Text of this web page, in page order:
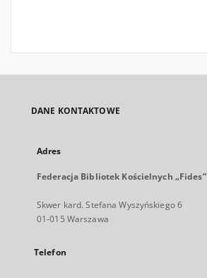
DANE KONTAKTOWE
Adres
Federacja Bibliotek Kościelnych „Fides”
Skwer kard. Stefana Wyszyńskiego 6
01-015 Warszawa
Telefon